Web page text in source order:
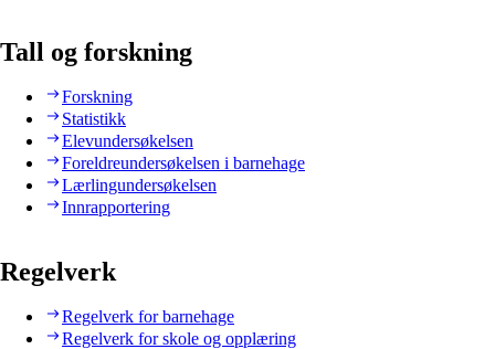
Tall og forskning
Forskning
Statistikk
Elevundersøkelsen
Foreldreundersøkelsen i barnehage
Lærlingundersøkelsen
Innrapportering
Regelverk
Regelverk for barnehage
Regelverk for skole og opplæring